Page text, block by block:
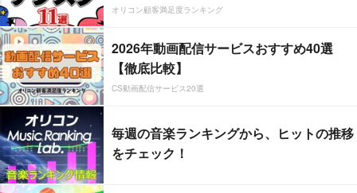
オリコン顧客満足度ランキング
2026年動画配信サービスおすすめ40選
【徹底比較】
CS動画配信サービス20選
毎週の音楽ランキングから、ヒットの推移
をチェック！